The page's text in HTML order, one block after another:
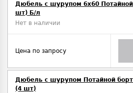
Дюбель с шурупом 6х60
шт) Б/л
Нет в наличии
Цена по запросу
Дюбель с шурупом Потайной
(4 шт)